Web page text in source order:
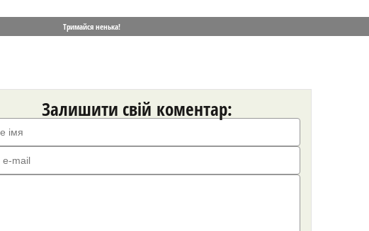
Тримайся ненька!
Залишити свій коментар: